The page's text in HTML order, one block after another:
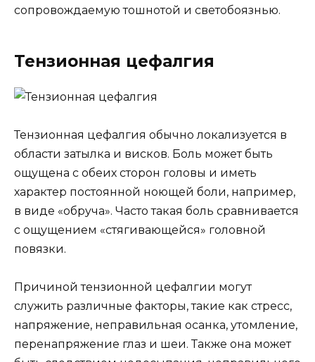
сопровождаемую тошнотой и светобоязнью.
Тензионная цефалгия
Тензионная цефалгия обычно локализуется в
области затылка и висков. Боль может быть
ощущена с обеих сторон головы и иметь
характер постоянной ноющей боли, например,
в виде «обруча». Часто такая боль сравнивается
с ощущением «стягивающейся» головной
повязки.
Причиной тензионной цефалгии могут
служить различные факторы, такие как стресс,
напряжение, неправильная осанка, утомление,
перенапряжение глаз и шеи. Также она может